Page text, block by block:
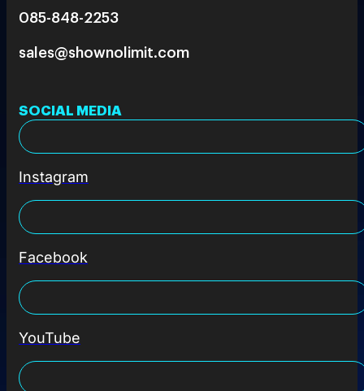
085-848-2253
sales@shownolimit.com
SOCIAL MEDIA
Instagram
Facebook
YouTube